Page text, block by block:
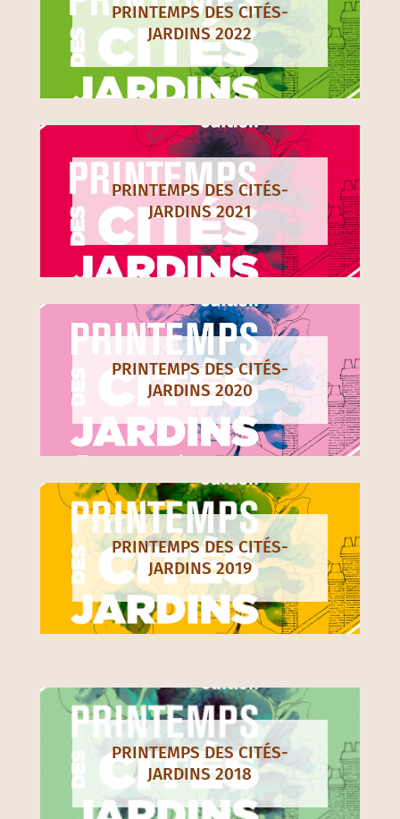
PRINTEMPS DES CITÉS-
JARDINS 2022
PRINTEMPS DES CITÉS-
JARDINS 2021
PRINTEMPS DES CITÉS-
JARDINS 2020
PRINTEMPS DES CITÉS-
JARDINS 2019
PRINTEMPS DES CITÉS-
JARDINS 2018